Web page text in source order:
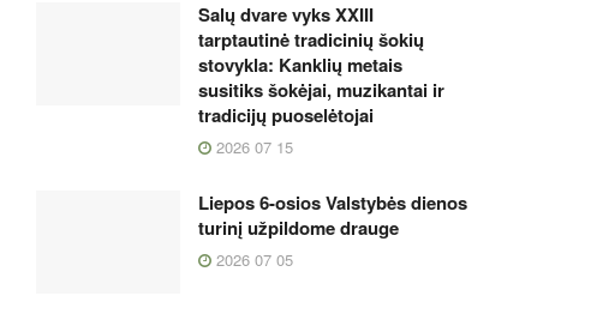
Salų dvare vyks XXIII
tarptautinė tradicinių šokių
stovykla: Kanklių metais
susitiks šokėjai, muzikantai ir
tradicijų puoselėtojai
2026 07 15
Liepos 6-osios Valstybės dienos
turinį užpildome drauge
2026 07 05